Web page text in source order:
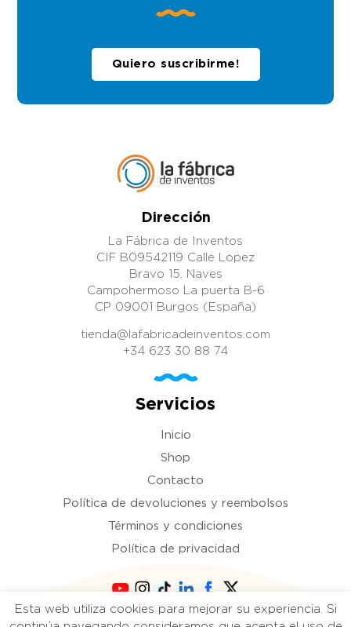
Quiero suscribirme!
Dirección
La Fábrica de Inventos
CIF B09542119 Calle Lopez
Bravo 15. Naves
Campohermoso La puerta B-6
CP 09001 Burgos (España)
tienda@lafabricadeinventos.com
+34 623 30 88 74
Servicios
Inicio
Shop
Contacto
Política de devoluciones y reembolsos
Términos y condiciones
Política de privacidad
Copyright 2021 La fábrica de inventos. Todos
Esta web utiliza cookies para mejorar su experiencia. Si